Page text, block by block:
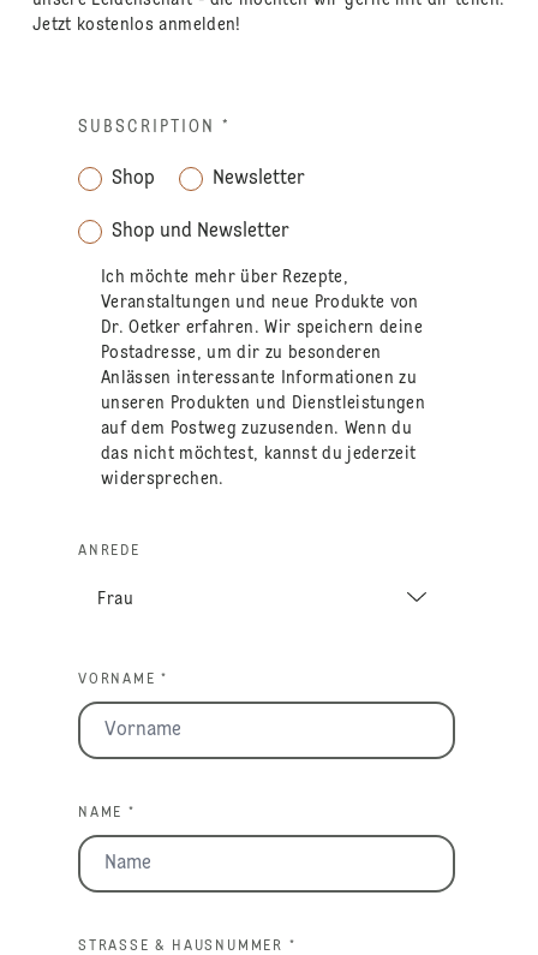
Jetzt kostenlos anmelden!
SUBSCRIPTION *
Shop Newsletter
Shop und Newsletter
Ich möchte mehr über Rezepte,
Veranstaltungen und neue Produkte von
Dr. Oetker erfahren. Wir speichern deine
Postadresse, um dir zu besonderen
Anlässen interessante Informationen zu
unseren Produkten und Dienstleistungen
auf dem Postweg zuzusenden. Wenn du
das nicht möchtest, kannst du jederzeit
widersprechen.
ANREDE
VORNAME *
NAME *
STRASSE & HAUSNUMMER *